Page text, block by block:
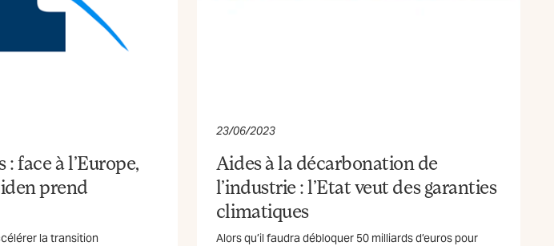
face à l’Europe,
prend
la transition
23/06/2023
Aides à la décarbonation de
l’industrie : l’Etat veut des garanties
climatiques
Alors qu’il faudra débloquer 50 milliards d’euros pour